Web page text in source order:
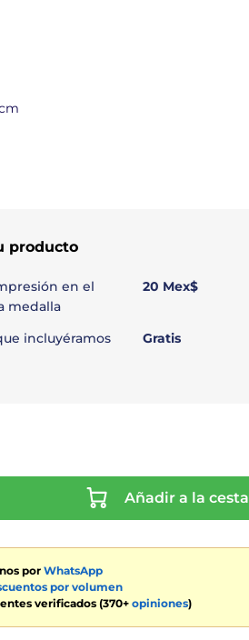
producto
en el
medalla
20 Mex$
incluyéramos
Gratis
Añadir a la cesta
por WhatsApp
por volumen
verificados (370+ opiniones)